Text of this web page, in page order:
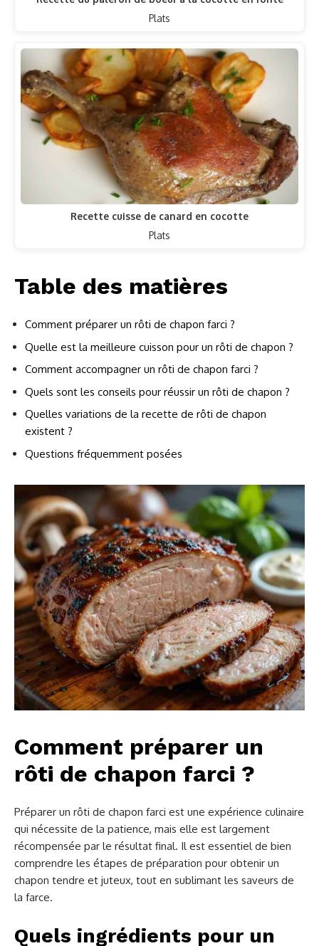
Plats
Recette cuisse de canard en cocotte
Plats
Table des matières
Comment préparer un rôti de chapon farci ?
Quelle est la meilleure cuisson pour un rôti de chapon ?
Comment accompagner un rôti de chapon farci ?
Quels sont les conseils pour réussir un rôti de chapon ?
Quelles variations de la recette de rôti de chapon
existent ?
Questions fréquemment posées
Comment préparer un
rôti de chapon farci ?
Préparer un rôti de chapon farci est une expérience culinaire
qui nécessite de la patience, mais elle est largement
récompensée par le résultat final. Il est essentiel de bien
comprendre les étapes de préparation pour obtenir un
chapon tendre et juteux, tout en sublimant les saveurs de
la farce.
Quels ingrédients pour un